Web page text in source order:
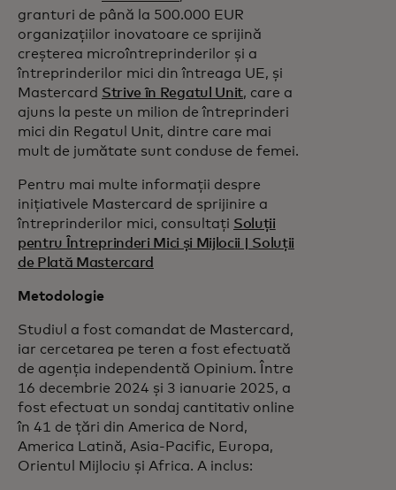
granturi de până la 500.000 EUR
organizațiilor inovatoare ce sprijină
creșterea microîntreprinderilor și a
întreprinderilor mici din întreaga UE, și
Mastercard Strive în Regatul Unit, care a
ajuns la peste un milion de întreprinderi
mici din Regatul Unit, dintre care mai
mult de jumătate sunt conduse de femei.
Pentru mai multe informații despre
inițiativele Mastercard de sprijinire a
întreprinderilor mici, consultați Soluții
pentru Întreprinderi Mici și Mijlocii | Soluții
de Plată Mastercard
Metodologie
Studiul a fost comandat de Mastercard,
iar cercetarea pe teren a fost efectuată
de agenția independentă Opinium. Între
16 decembrie 2024 și 3 ianuarie 2025, a
fost efectuat un sondaj cantitativ online
în 41 de țări din America de Nord,
America Latină, Asia-Pacific, Europa,
Orientul Mijlociu și Africa. A inclus: